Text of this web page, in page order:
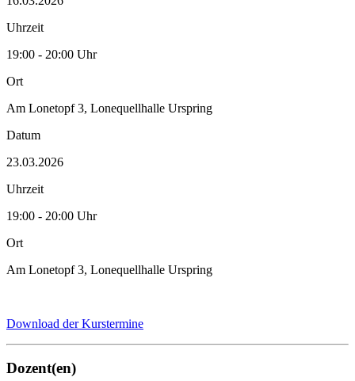
Uhrzeit
19:00 - 20:00 Uhr
Ort
Am Lonetopf 3, Lonequellhalle Urspring
Datum
23.03.2026
Uhrzeit
19:00 - 20:00 Uhr
Ort
Am Lonetopf 3, Lonequellhalle Urspring
Download der Kurstermine
Dozent(en)